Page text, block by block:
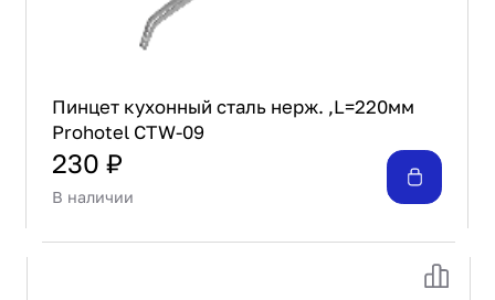
Пинцет кухонный сталь нерж. ,L=220мм
Prohotel CTW-09
230 ₽
В наличии